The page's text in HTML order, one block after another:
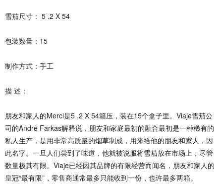
雪茄尺寸： 5 .2 X 54
包装数量：15
制作方式：手工
描 述：
朋友和家人的Merci是5 .2 X 54箱压，装在15个盒子里。Viaje雪茄公
司的Andre Farkas解释说，朋友和家庭最初的融合最初是一种稀有的
私人生产，是用非常高质量的烟草制成，用来给他的朋友和家人，因
此名字。一旦人们尝到了味道，他就被说服将雪茄放在市场上，尽管
数量极其有限。Viaje已经因其品牌的有限经营而闻名，朋友和家人的
皇冠“最有限”，零售商通常最多只能收到一份，也许最多两箱。